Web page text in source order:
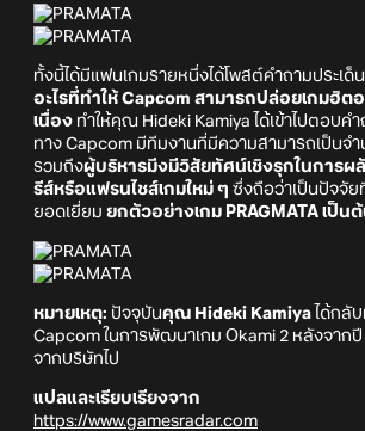
ทั้งนี้ได้มีแฟนเกมรายหนึ่งได้โพสต์คำถามประเด็น
อะไรที่ทำให้ Capcom สามารถปล่อยเกมฮิต
เนื่อง ทำให้คุณ Hideki Kamiya ได้เข้าไปตอบค
ทาง Capcom มีทีมงานที่มีความสามารถเป็นจ
รวมถึงผู้บริหารมีงมีวิสัยทัศน์เชิงรุกในการผ
รีส์หรือแฟรนไชส์เกมใหม่ ๆ ซึ่งถือว่าเป็นปัจจั
ยอดเยี่ยม ยกตัวอย่างเกม PRAGMATA เป็น
หมายเหตุ: ปัจจุบันคุณ Hideki Kamiya ได้กลั
Capcom ในการพัฒนาเกม Okami 2 หลังจากปี
จากบริษัทไป
แปลและเรียบเรียงจาก
https://www.gamesradar.com